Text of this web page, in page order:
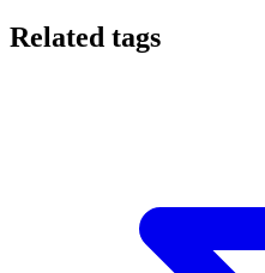
Related tags